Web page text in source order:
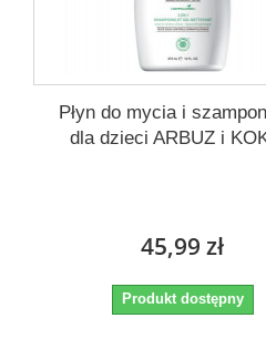
Płyn do mycia i
dla dzieci ARBUZ i
45,99 zł
Produkt dostępny